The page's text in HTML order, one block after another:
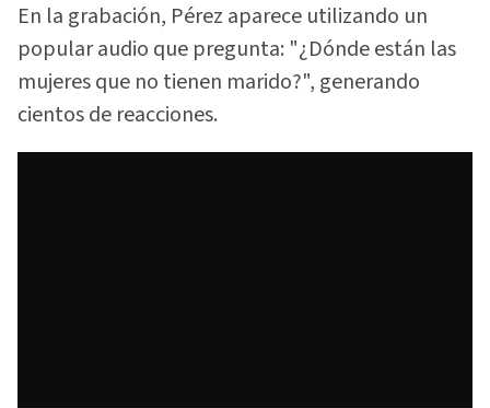
En la grabación, Pérez aparece utilizando un
popular audio que pregunta: "¿Dónde están las
mujeres que no tienen marido?", generando
cientos de reacciones.